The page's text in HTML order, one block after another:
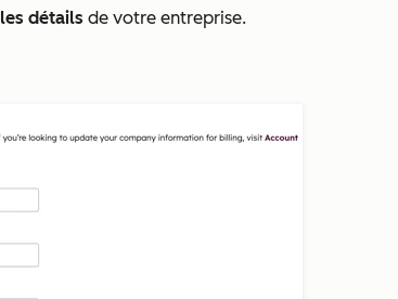
les détails de votre entreprise.